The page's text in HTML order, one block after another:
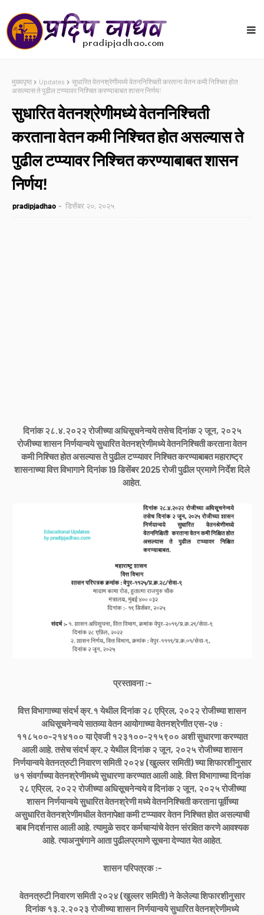
मुख्यपृष्ठ Updates
सुधारित वेतनश्रेणीमध्ये वेतननिश्चिती करताना वेतन कमी निश्चित होत
असल्यास ते पुढील टप्प्यावर निश्चित करण्याबाबत शासन निर्णय!
सुधारित वेतनश्रेणीमध्ये वेतननिश्चिती
करताना वेतन कमी निश्चित होत असल्यास ते
पुढील टप्प्यावर निश्चित करण्याबाबत शासन
निर्णय!
pradipjadhao डिसेंबर २०, २०२५
दिनांक २८.४.२०२२ रोजीच्या अधिसूचनेन्वये तसेच दिनांक २ जून, २०२५
रोजीच्या शासन निर्णयान्वये सुधारित वेतनश्रेणीमध्ये वेतननिश्चिती करताना वेतन
कमी निश्चित होत असल्यास ते पुढील टप्प्यावर निश्चित करण्याबाबत महाराष्ट्र
शासनाच्या वित्त विभागाने दिनांक 19 डिसेंबर 2025 रोजी पुढील प्रमाणे निर्देश दिले
आहेत.
प्रस्तावना :-
वित्त विभागाच्या संदर्भ क्र.१ येथील दिनांक २८ एप्रिल, २०२२ रोजीच्या शासन
अधिसूचनेन्वये सातव्या वेतन आयोगाच्या वेतनश्रेणीत एस-२७ :
११८५००-२१४१०० या ऐवजी १२३१००-२१५९०० अशी सुधारणा करण्यात
आली आहे. तसेच संदर्भ क्र.२ येथील दिनांक २ जून, २०२५ रोजीच्या शासन
निर्णयान्वये वेतनत्रुटी निवारण समिती २०२४ (खुल्लर समिती) च्या शिफारशीनुसार
७१ संवर्गाच्या वेतनश्रेणीमध्ये सुधारणा करण्यात आली आहे. वित्त विभागाच्या दिनांक
२८ एप्रिल, २०२२ रोजीच्या अधिसूचनेन्वये व दिनांक २ जून, २०२५ रोजीच्या
शासन निर्णयान्वये सुधारित वेतनश्रेणी मध्ये वेतननिश्चिती करताना पूर्वीच्या
असुधारित वेतनश्रेणीमधील वेतनापेक्षा कमी टप्प्यावर वेतन निश्चित होत असल्याची
बाब निदर्शनास आली आहे. त्यामुळे सदर कर्मचाऱ्यांचे वेतन संरक्षित करणे आवश्यक
आहे. त्याअनुषंगाने आता पुढीलप्रमाणे सूचना देण्यात येत आहेत.
शासन परिपत्रक :-
वेतनत्रुटी निवारण समिती २०२४ (खुल्लर समिती) ने केलेल्या शिफारशीनुसार
दिनांक १३.२.२०२३ रोजीच्या शासन निर्णयान्वये सुधारित वेतनश्रेणीमध्ये